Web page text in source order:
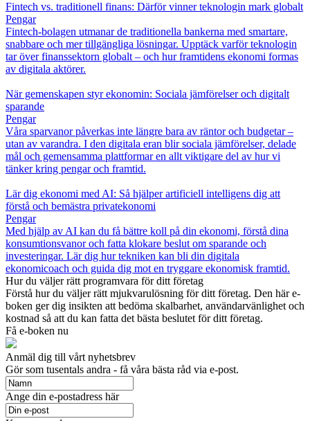
Fintech vs. traditionell finans: Därför vinner teknologin mark globalt
Pengar
Fintech-bolagen utmanar de traditionella bankerna med smartare,
snabbare och mer tillgängliga lösningar. Upptäck varför teknologin
tar över finanssektorn globalt – och hur framtidens ekonomi formas
av digitala aktörer.
När gemenskapen styr ekonomin: Sociala jämförelser och digitalt
sparande
Pengar
Våra sparvanor påverkas inte längre bara av räntor och budgetar –
utan av varandra. I den digitala eran blir sociala jämförelser, delade
mål och gemensamma plattformar en allt viktigare del av hur vi
tänker kring pengar och framtid.
Lär dig ekonomi med AI: Så hjälper artificiell intelligens dig att
förstå och bemästra privatekonomi
Pengar
Med hjälp av AI kan du få bättre koll på din ekonomi, förstå dina
konsumtionsvanor och fatta klokare beslut om sparande och
investeringar. Lär dig hur tekniken kan bli din digitala
ekonomicoach och guida dig mot en tryggare ekonomisk framtid.
Hur du väljer rätt programvara för ditt företag
Förstå hur du väljer rätt mjukvarulösning för ditt företag. Den här e-
boken ger dig insikten att bedöma skalbarhet, användarvänlighet och
kostnad så att du kan fatta det bästa beslutet för ditt företag.
Få e-boken nu
Anmäl dig till vårt nyhetsbrev
Gör som tusentals andra - få våra bästa råd via e-post.
Ange din e-postadress här